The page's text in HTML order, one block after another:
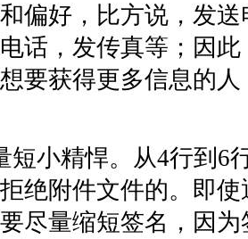
偏好，比方说，发
话，发传真等；因
要获得更多信息的
短小精悍。从4行到6
绝附件文件的。即
尽量缩短签名，因